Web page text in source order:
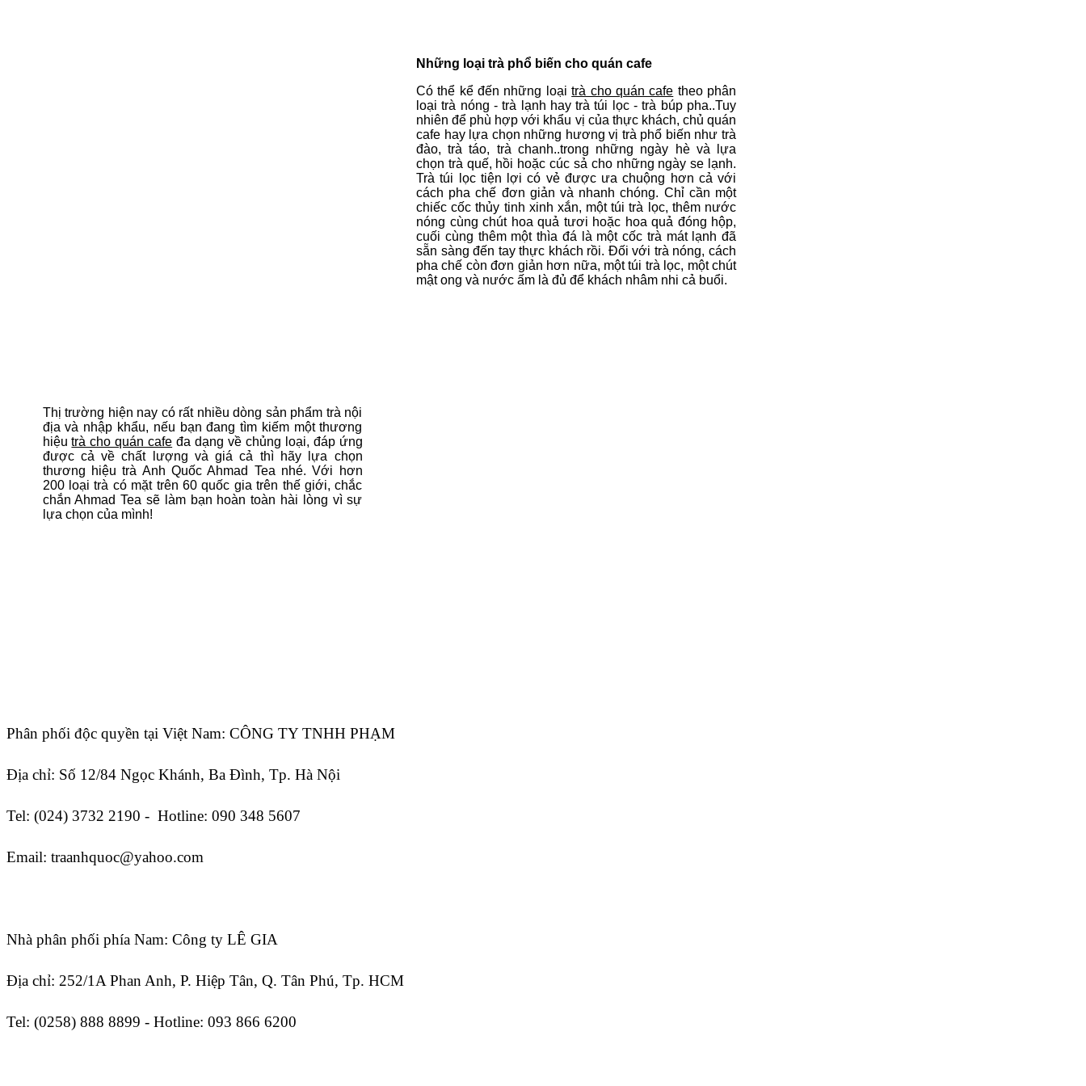
Những loại trà phổ biến cho quán cafe
Có thể kể đến những loạitrà cho quán cafe theo phân
loại trà nóng - trà lạnh hay trà túi lọc - trà búp pha..Tuy
nhiên để phù hợp với khẩu vị của thực khách, chủ quán
cafe hay lựa chọn những hương vị trà phổ biến như trà
đào, trà táo, trà chanh..trong những ngày hè và lựa
chọn trà quế, hồi hoặc cúc sả cho những ngày se lạnh.
Trà túi lọc tiện lợi có vẻ được ưa chuộng hơn cả với
cách pha chế đơn giản và nhanh chóng. Chỉ cần một
chiếc cốc thủy tinh xinh xắn, một túi trà lọc, thêm nước
nóng cùng chút hoa quả tươi hoặc hoa quả đóng hộp,
cuối cùng thêm một thìa đá là một cốc trà mát lạnh đã
sẵn sàng đến tay thực khách rồi. Đối với trà nóng, cách
pha chế còn đơn giản hơn nữa, một túi trà lọc, một chút
mật ong và nước ấm là đủ để khách nhâm nhi cả buổi.
Thị trường hiện nay có rất nhiều dòng sản phẩm trà nội
địa và nhập khẩu, nếu bạn đang tìm kiếm một thương
hiệutrà cho quán cafe đa dạng về chủng loại, đáp ứng
được cả về chất lượng và giá cả thì hãy lựa chọn
thương hiệu trà Anh Quốc Ahmad Tea nhé. Với hơn
200 loại trà có mặt trên 60 quốc gia trên thế giới, chắc
chắn Ahmad Tea sẽ làm bạn hoàn toàn hài lòng vì sự
lựa chọn của mình!
Phân phối độc quyền tại Việt Nam: CÔNG TY TNHH PHẠM
Địa chỉ: Số 12/84 Ngọc Khánh, Ba Đình, Tp. Hà Nội
Tel: (024) 3732 2190 - Hotline: 090 348 5607
Email: traanhquoc@yahoo.com
Nhà phân phối phía Nam: Công ty LÊ GIA
Địa chỉ: 252/1A Phan Anh, P. Hiệp Tân, Q. Tân Phú, Tp. HCM
Tel: (0258) 888 8899 - Hotline: 093 866 6200